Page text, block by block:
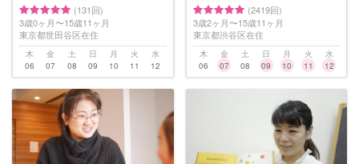
(131回)
3歳0ヶ月〜15歳11ヶ月
東京都世田谷区在住
木
06
金
07
土
08
日
09
月
10
火
11
水
12
(2419回)
3歳2ヶ月〜15歳11ヶ月
東京都渋谷区在住
木
06
金
07
土
08
日
09
月
10
火
11
水
12